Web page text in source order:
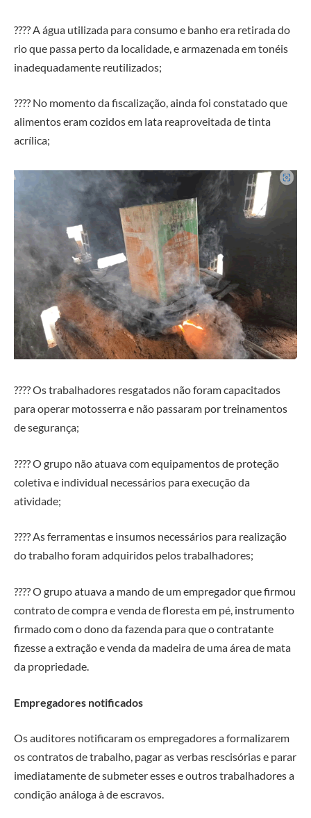
???? A água utilizada para consumo e banho era retirada do
rio que passa perto da localidade, e armazenada em tonéis
inadequadamente reutilizados;
???? No momento da fiscalização, ainda foi constatado que
alimentos eram cozidos em lata reaproveitada de tinta
acrílica;
???? Os trabalhadores resgatados não foram capacitados
para operar motosserra e não passaram por treinamentos
de segurança;
???? O grupo não atuava com equipamentos de proteção
coletiva e individual necessários para execução da
atividade;
???? As ferramentas e insumos necessários para realização
do trabalho foram adquiridos pelos trabalhadores;
???? O grupo atuava a mando de um empregador que firmou
contrato de compra e venda de floresta em pé, instrumento
firmado com o dono da fazenda para que o contratante
fizesse a extração e venda da madeira de uma área de mata
da propriedade.
Empregadores notificados
Os auditores notificaram os empregadores a formalizarem
os contratos de trabalho, pagar as verbas rescisórias e parar
imediatamente de submeter esses e outros trabalhadores a
condição análoga à de escravos.